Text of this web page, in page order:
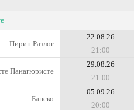
Пирин Разлог
22.08.26
21:00
Панагюристе
29.08.26
21:00
Банско
05.09.26
20:00